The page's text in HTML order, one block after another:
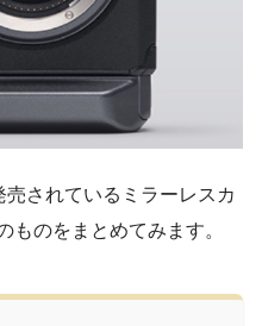
されているミラーレスカ
ものをまとめてみます。